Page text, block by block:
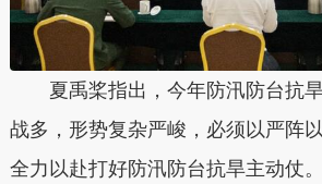
夏禹桨指出，今年防汛防台抗
战多，形势复杂严峻，必须以严阵
全力以赴打好防汛防台抗旱主动仗